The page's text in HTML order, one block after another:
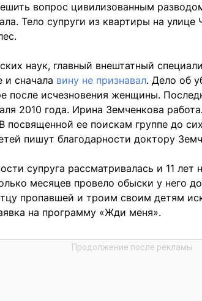
вопрос цивилизованным
Тело супруги из квартиры на
наук, главный внештатный
и сначала вину не признавал. Дело об
после исчезновения женщины.
2010 года. Ирина Земченкова
посвященной ее поискам группе до
пишут благодарности доктору
супруга рассматривалась и 11 лет
месяцев провело обыски у него
пропавшей и троим своим детям
на программу «Жди меня».